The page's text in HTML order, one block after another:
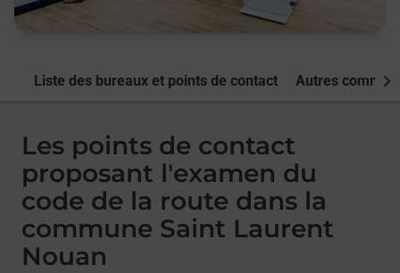
Liste des bureaux et points de contact Autres
Les points de contact
proposant l'examen du
code de la route dans la
commune Saint Laurent
Nouan